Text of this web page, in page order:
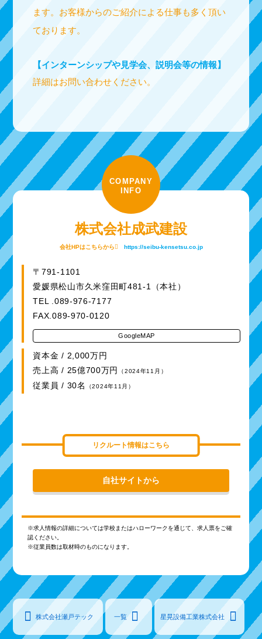
ます。お客様からのご紹介による仕事も多く頂い
ております。
【インターンシップや見学会、説明会等の情報】
詳細はお問い合わせください。
COMPANY
INFO
株式会社成武建設
会社HPはこちらから https://seibu-kensetsu.co.jp
〒791-1101
愛媛県松山市久米窪田町481-1（本社）
TEL .089-976-7177
FAX.089-970-0120
GoogleMAP
資本金 / 2,000万円
売上高 / 25億700万円
（2024年11月）
従業員 / 30名 （2024年11月）
リクルート情報はこちら
自社サイトから
※求人情報の詳細については学校またはハローワークを通じて、求人票をご確
認ください。
※従業員数は取材時のものになります。
株式会社瀬戸テック 一覧 星晃設備工業株式会社